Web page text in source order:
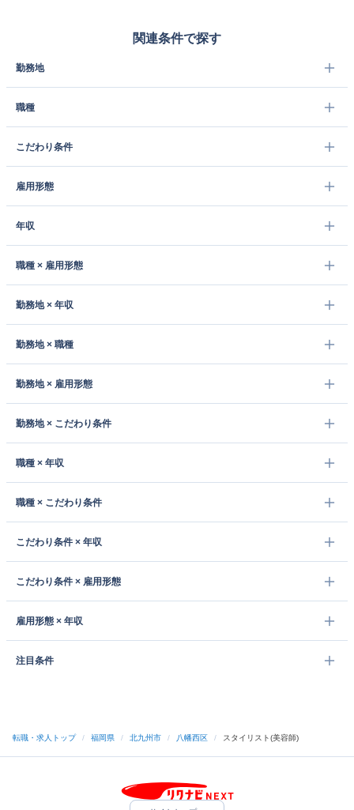
関連条件で探す
勤務地
職種
こだわり条件
雇用形態
年収
職種 × 雇用形態
勤務地 × 年収
勤務地 × 職種
勤務地 × 雇用形態
勤務地 × こだわり条件
職種 × 年収
職種 × こだわり条件
こだわり条件 × 年収
こだわり条件 × 雇用形態
雇用形態 × 年収
注目条件
転職・求人トップ / 福岡県 / 北九州市 / 八幡西区 / スタイリスト(美容師)